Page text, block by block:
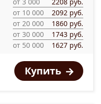
от 10 000
2092 руб.
от 20 000
1860 руб.
от 30 000
1743 руб.
от 50 000
1627 руб.
Купить